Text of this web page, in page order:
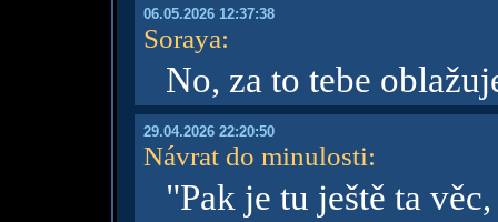
06.05.2026 12:37:38
Soraya:
No, za to tebe
29.04.2026 22:20:50
Návrat do minulosti:
"Pak je tu ještě ta